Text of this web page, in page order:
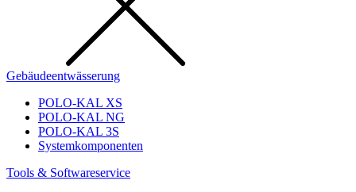
Gebäudeentwässerung
POLO-KAL XS
POLO-KAL NG
POLO-KAL 3S
Systemkomponenten
Tools & Softwareservice